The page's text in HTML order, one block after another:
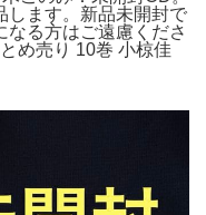
します。新品未開封で
る方はご遠慮くださ
め売り 10巻 小椋佳